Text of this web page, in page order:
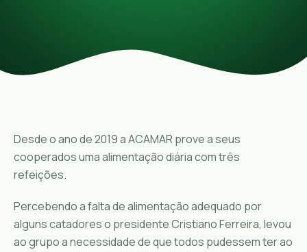
Desde o ano de 2019 a ACAMAR prove a seus
cooperados uma alimentação diária com três
refeições.
Percebendo a falta de alimentação adequado por
alguns catadores o presidente Cristiano Ferreira, levou
ao grupo a necessidade de que todos pudessem ter ao